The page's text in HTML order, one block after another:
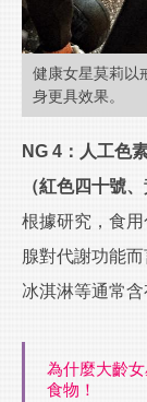
健康女星莫莉以
身更具效果。
NG 4：人工色
（紅色四十號
根據研究，食
腺對代謝功能
冰淇淋等通常含
為什麼大齡
食物！